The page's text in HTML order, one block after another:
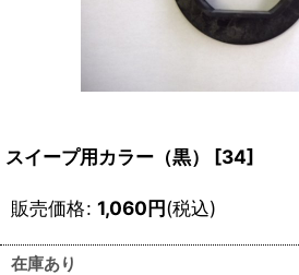
スイープ用カラー（黒） [34]
販売価格: 1,060円(税込)
在庫あり